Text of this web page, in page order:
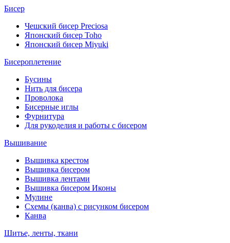
Бисер
Чешский бисер Preciosa
Японский бисер Toho
Японский бисер Miyuki
Бисероплетение
Бусины
Нить для бисера
Проволока
Бисерные иглы
Фурнитура
Для рукоделия и работы с бисером
Вышивание
Вышивка крестом
Вышивка бисером
Вышивка лентами
Вышивка бисером Иконы
Мулине
Схемы (канва) с рисунком бисером
Канва
Шитье, ленты, ткани